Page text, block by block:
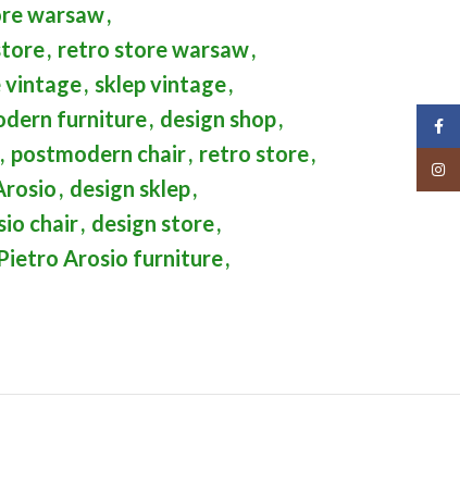
warsaw,
, retro store warsaw,
vintage, sklep vintage,
furniture, design shop,
, postmodern chair, retro store,
, design sklep,
chair, design store,
Arosio furniture,